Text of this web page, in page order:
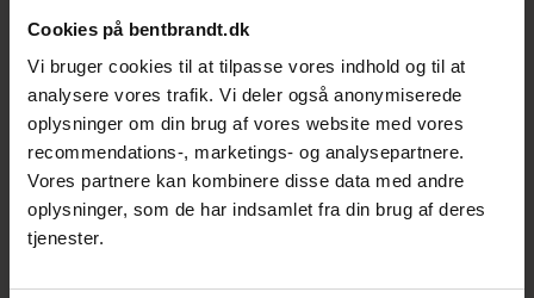
Cookies på bentbrandt.dk
Vi bruger cookies til at tilpasse vores indhold og til at
analysere vores trafik. Vi deler også anonymiserede
oplysninger om din brug af vores website med vores
recommendations-, marketings- og analysepartnere.
Vores partnere kan kombinere disse data med andre
oplysninger, som de har indsamlet fra din brug af deres
tjenester.